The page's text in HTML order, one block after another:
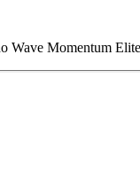
Wave Momentum Elite